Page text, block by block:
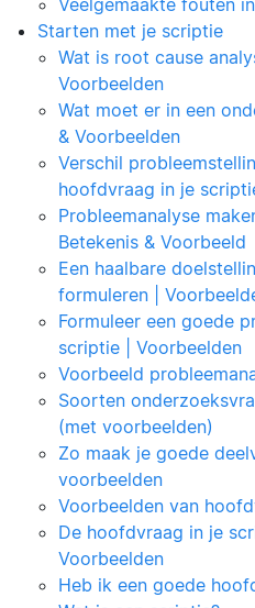
Veelgemaakte fouten
Starten met je scriptie
Wat is root cause
Voorbeelden
Wat moet er in een
& Voorbeelden
Verschil
hoofdvraag in je
Probleemanalyse
Betekenis & Voorbeeld
Een haalbare
formuleren |
Formuleer een goede
scriptie | Voorbeelden
Voorbeeld
Soorten
(met voorbeelden)
Zo maak je goede
voorbeelden
Voorbeelden van
De hoofdvraag in je
Voorbeelden
Heb ik een goede